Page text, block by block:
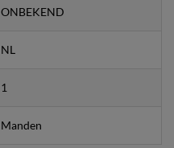
ONBEKEND
NL
1
Manden